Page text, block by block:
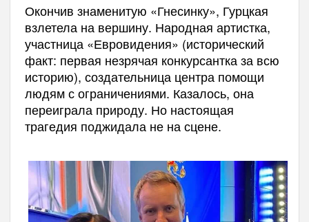
Окончив знаменитую «Гнесинку», Гурцкая
взлетела на вершину. Народная артистка,
участница «Евровидения» (исторический
факт: первая незрячая конкурсантка за всю
историю), создательница центра помощи
людям с ограничениями. Казалось, она
переиграла природу. Но настоящая
трагедия поджидала не на сцене.